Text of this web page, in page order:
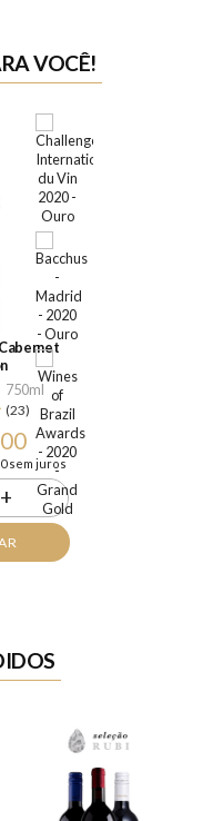
VOCÊ!
750ml
(23)
sem juros
+